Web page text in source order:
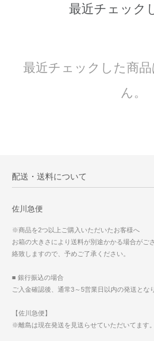
最近チェック
最近チェックした商
ん。
配送・送料について
佐川急便
※商品を2つ以上ご購入いただいたお客様へ
お箱の大きさにより送料が別途かかる場合がご
絡致しますので、予めご了承ください。
■ 銀行振込の場合
ご入金確認後、通常3～5営業日以内の発送とな
【佐川急便】
※離島は現在発送を見送らせていただいてます。